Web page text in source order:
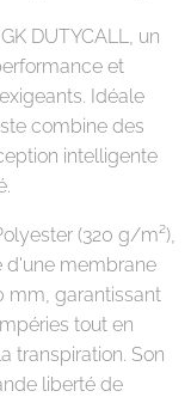
DUTYCALL, un
et
Idéale
combine des
intelligente
(320 g/m²),
d'une membrane
mm, garantissant
tout en
transpiration. Son
liberté de